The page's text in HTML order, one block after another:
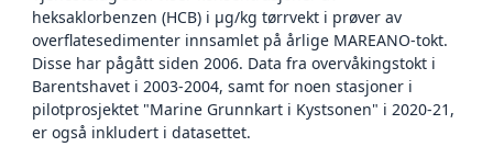
heksaklorbenzen (HCB) i µg/kg tørrvekt i prøver av
overflatesedimenter innsamlet på årlige MAREANO-tokt.
Disse har pågått siden 2006. Data fra overvåkingstokt i
Barentshavet i 2003-2004, samt for noen stasjoner i
pilotprosjektet "Marine Grunnkart i Kystsonen" i 2020-21,
er også inkludert i datasettet.